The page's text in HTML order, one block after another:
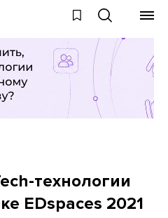
технологии
EDspaces 2021